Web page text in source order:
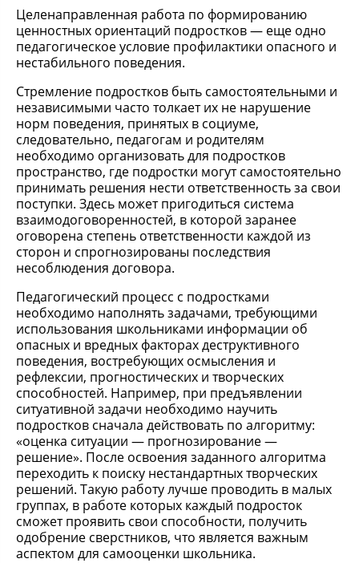
Целенаправленная работа по формированию
ценностных ориентаций подростков — еще одно
педагогическое условие профилактики опасного и
нестабильного поведения.
Стремление подростков быть самостоятельными и
независимыми часто толкает их не нарушение
норм поведения, принятых в социуме,
следовательно, педагогам и родителям
необходимо организовать для подростков
пространство, где подростки могут самостоятельно
принимать решения нести ответственность за свои
поступки. Здесь может пригодиться система
взаимодоговоренностей, в которой заранее
оговорена степень ответственности каждой из
сторон и спрогнозированы последствия
несоблюдения договора.
Педагогический процесс с подростками
необходимо наполнять задачами, требующими
использования школьниками информации об
опасных и вредных факторах деструктивного
поведения, востребующих осмысления и
рефлексии, прогностических и творческих
способностей. Например, при предъявлении
ситуативной задачи необходимо научить
подростков сначала действовать по алгоритму:
«оценка ситуации — прогнозирование —
решение». После освоения заданного алгоритма
переходить к поиску нестандартных творческих
решений. Такую работу лучше проводить в малых
группах, в работе которых каждый подросток
сможет проявить свои способности, получить
одобрение сверстников, что является важным
аспектом для самооценки школьника.